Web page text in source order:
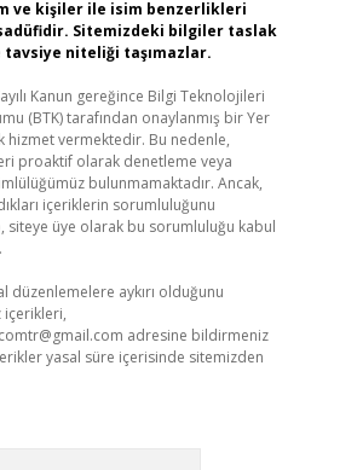
ve kişiler ile isim benzerlikleri
Sitemizdeki bilgiler taslak
niteliği taşımazlar.
Kanun gereğince Bilgi Teknolojileri
(BTK) tarafından onaylanmış bir Yer
hizmet vermektedir. Bu nedenle,
proaktif olarak denetleme veya
bulunmamaktadır. Ancak,
içeriklerin sorumluluğunu
siteye üye olarak bu sorumluluğu kabul
düzenlemelere aykırı olduğunu
içerikleri,
adresine bildirmeniz
yasal süre içerisinde sitemizden